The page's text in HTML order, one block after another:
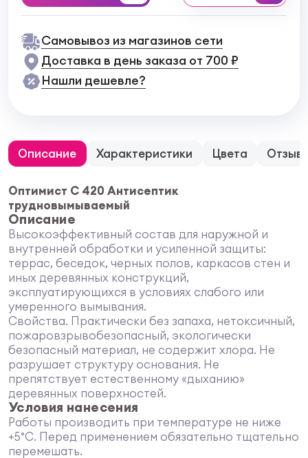
Самовывоз из магазинов сети
Доставка в день заказа от 700 ₽
Нашли дешевле?
Описание Характеристики Цвета
Оптимист C 420 Антисептик
трудновымываемый
Описание
Высокоэффективный состав для наружной и
внутренней обработки и усиленной защиты:
террас, беседок, черных полов, каркасов стен и
иных деревянных конструкций,
эксплуатирующихся в условиях слабого или
умеренного вымывания.
Свойства. Практически без запаха, нетоксичный,
пожаровзрывобезопасный, экологически
безопасный материал, не содержит хлора. Не
разрушает структуру основания. Не
препятствует естественному «дыханию»
деревянных поверхностей.
Условия нанесения
Работы производить при температуре не ниже
+5°С. Перед применением обязательно тщательно
перемешать.